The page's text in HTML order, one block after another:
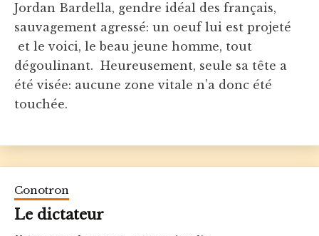
Jordan Bardella, gendre idéal des français,
sauvagement agressé: un oeuf lui est projeté
et le voici, le beau jeune homme, tout
dégoulinant. Heureusement, seule sa tête a
été visée: aucune zone vitale n’a donc été
touchée.
Conotron
Le dictateur